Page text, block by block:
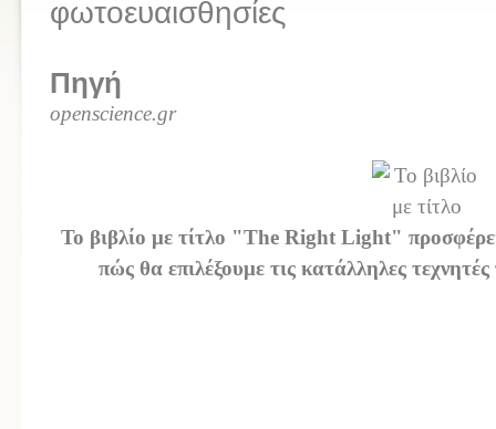
φωτοευαισθησίες
Πηγή
openscience.gr
Το βιβλίο με τίτλο "The Right Light"
πώς θα επιλέξουμε τις κατάλληλες